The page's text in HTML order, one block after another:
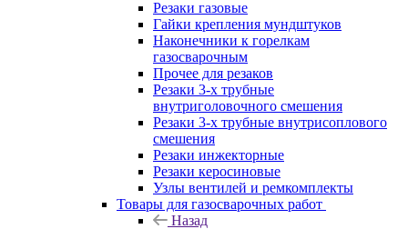
Резаки газовые
Гайки крепления мундштуков
Наконечники к горелкам
газосварочным
Прочее для резаков
Резаки 3-х трубные
внутриголовочного смешения
Резаки 3-х трубные внутрисоплового
смешения
Резаки инжекторные
Резаки керосиновые
Узлы вентилей и ремкомплекты
Товары для газосварочных работ
Назад